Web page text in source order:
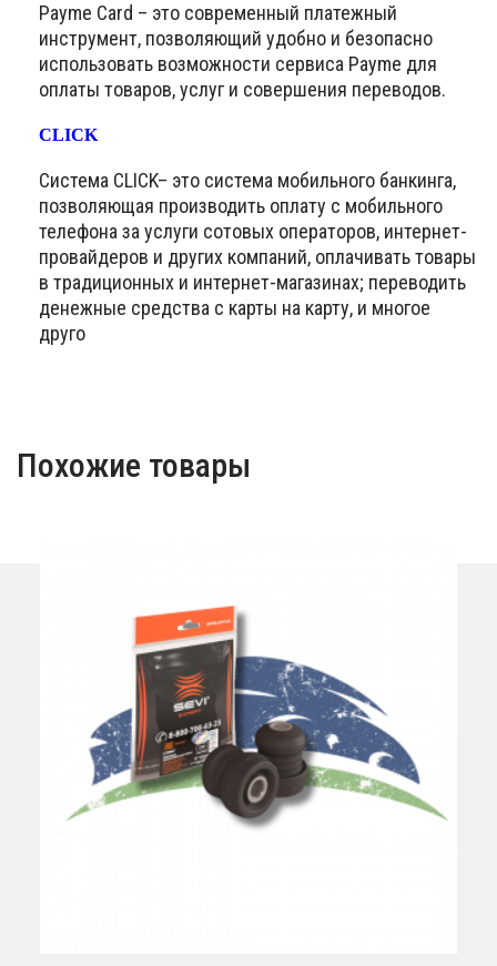
Payme Card – это современный платежный
инструмент, позволяющий удобно и безопасно
использовать возможности сервиса Payme для
оплаты товаров, услуг и совершения переводов.
CLICK
Система CLICK– это система мобильного банкинга,
позволяющая производить оплату с мобильного
телефона за услуги сотовых операторов, интернет-
провайдеров и других компаний, оплачивать товары
в традиционных и интернет-магазинах; переводить
денежные средства с карты на карту, и многое
друго
Похожие товары